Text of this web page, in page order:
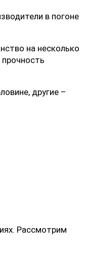
в погоне
на несколько
другие –
Рассмотрим